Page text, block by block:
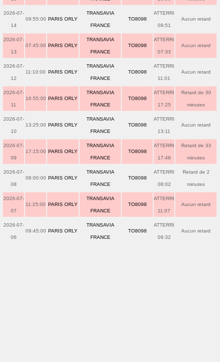
2026-07-
14
09:55:00 PARIS ORLY
TRANSAVIA
FRANCE
TO8098
ATTERRI
09:51
Aucun retard
2026-07-
13
07:45:00 PARIS ORLY
TRANSAVIA
FRANCE
TO8098
ATTERRI
07:33
Aucun retard
2026-07-
12
11:10:00 PARIS ORLY
TRANSAVIA
FRANCE
TO8098
ATTERRI
11:01
Aucun retard
2026-07-
11
16:55:00 PARIS ORLY
TRANSAVIA
FRANCE
TO8098
ATTERRI
17:25
Retard de 30
minutes
2026-07-
10
13:25:00 PARIS ORLY
TRANSAVIA
FRANCE
TO8098
ATTERRI
13:11
Aucun retard
2026-07-
09
17:15:00 PARIS ORLY
TRANSAVIA
FRANCE
TO8098
ATTERRI
17:48
Retard de 33
minutes
2026-07-
08
08:00:00 PARIS ORLY
TRANSAVIA
FRANCE
TO8098
ATTERRI
08:02
Retard de 2
minutes
2026-07-
07
11:25:00 PARIS ORLY
TRANSAVIA
FRANCE
TO8098
ATTERRI
11:07
Aucun retard
2026-07-
06
09:45:00 PARIS ORLY
TRANSAVIA
FRANCE
TO8098
ATTERRI
09:32
Aucun retard